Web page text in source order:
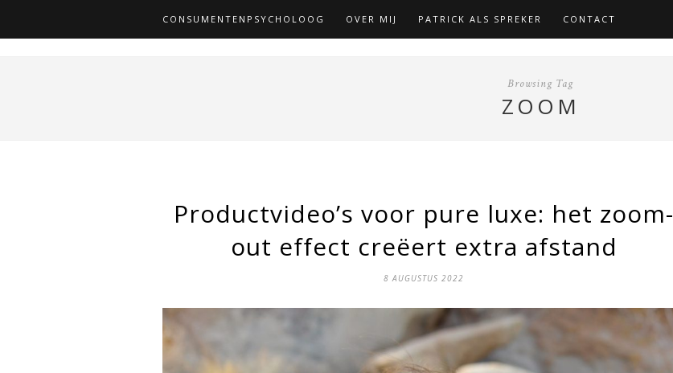
CONSUMENTENPSYCHOLOOG OVER MIJ PATRICK ALS SPREKER CONTACT
Browsing Tag
ZOOM
Productvideo’s voor pure luxe: het zoom-
out effect creëert extra afstand
8 AUGUSTUS 2022